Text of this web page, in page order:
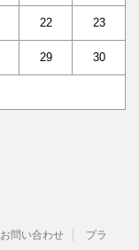
22 23
29 30
お問い合わせ
プラ